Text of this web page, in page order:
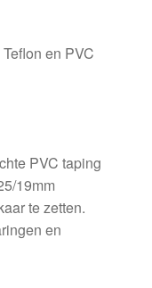
en PVC
PVC taping
19mm
te zetten.
en